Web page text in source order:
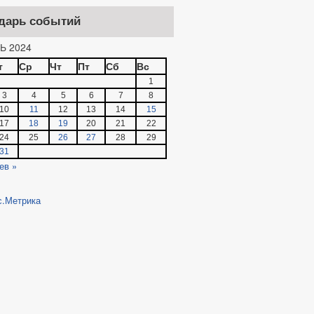
событий
2024
Ср Чт Пт Сб Вс
1
3
4 5 6 7
8
10
11 12 13 14
15
17
18 19 20 21
22
24
25 26 27 28
29
31
»